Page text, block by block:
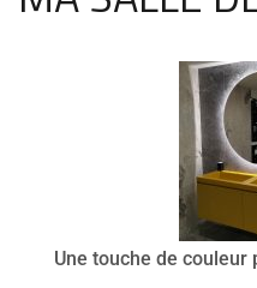
Une touche de